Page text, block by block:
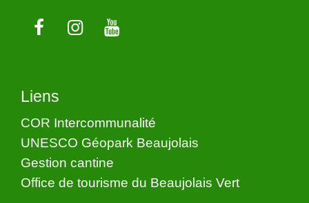
Liens
COR Intercommunalité
UNESCO Géopark Beaujolais
Gestion cantine
Office de tourisme du Beaujolais Vert